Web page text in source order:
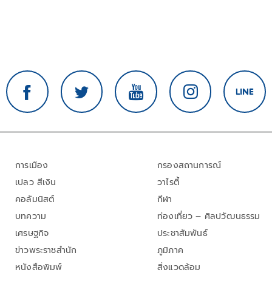
การเมือง
เปลว สีเงิน
คอลัมนิสต์
บทความ
เศรษฐกิจ
ข่าวพระราชสำนัก
หนังสือพิมพ์
กรองสถานการณ์
วาไรตี้
กีฬา
ท่องเที่ยว – ศิลปวัฒนธรรม
ประชาสัมพันธ์
ภูมิภาค
สิ่งแวดล้อม